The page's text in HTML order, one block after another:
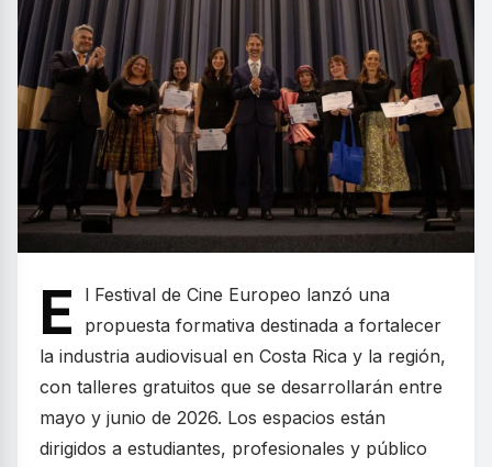
E
l Festival de Cine Europeo lanzó una
propuesta formativa destinada a fortalecer
la industria audiovisual en Costa Rica y la región,
con talleres gratuitos que se desarrollarán entre
mayo y junio de 2026. Los espacios están
dirigidos a estudiantes, profesionales y público